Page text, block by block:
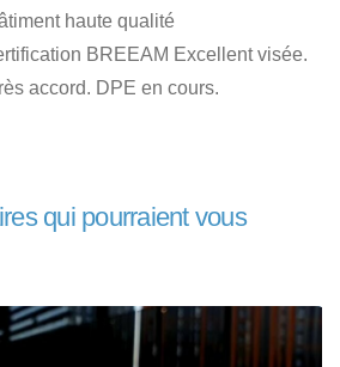
haute qualité
BREEAM Excellent visée.
accord. DPE en cours.
qui pourraient vous